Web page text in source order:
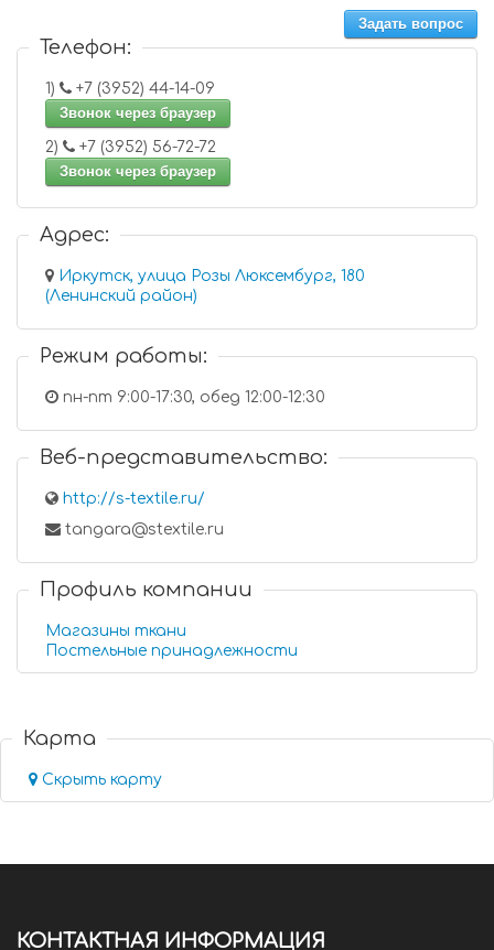
Задать вопрос
Телефон:
1)
+7 (3952) 44-14-09
Звонок через браузер
2)
+7 (3952) 56-72-72
Звонок через браузер
Адрес:
Иркутск, улица Розы Люксембург, 180
(Ленинский район)
Режим работы:
пн-пт 9:00-17:30, обед 12:00-12:30
Веб-представительство:
http://s-textile.ru/
tangara@stextile.ru
Профиль компании
Магазины ткани
Постельные принадлежности
Карта
Скрыть карту
КОНТАКТНАЯ ИНФОРМАЦИЯ